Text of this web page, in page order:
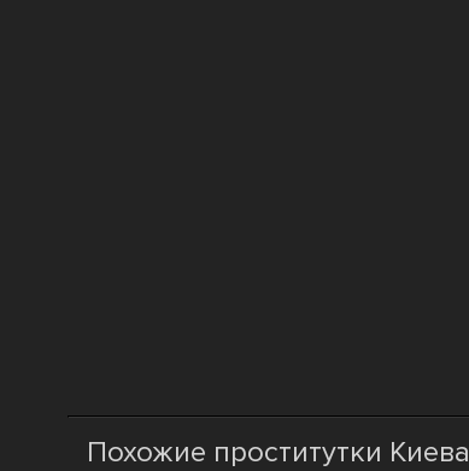
Похожие проститутки Киева